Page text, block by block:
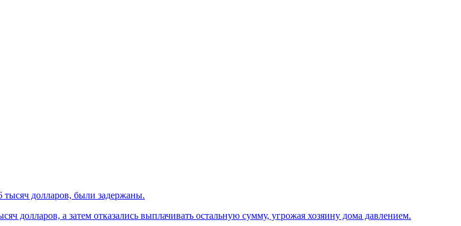
тысяч долларов, были задержаны.
долларов, а затем отказались выплачивать остальную сумму, угрожая хозяину дома давлением.